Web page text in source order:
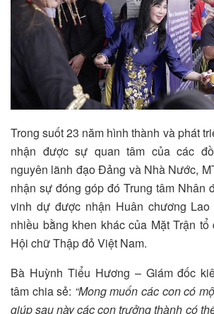
Trong suốt 23 năm hình thành và phát
nhận được sự quan tâm của các
nguyên lãnh đạo Đảng và Nhà Nước,
nhận sự đóng góp đó Trung tâm Nhân
vinh dự được nhận Huân chương
nhiều bằng khen khác của Mặt Trận
Hội chữ Thập đỏ Việt Nam.
Bà Huỳnh Tiểu Hương – Giám đốc
tâm chia sẻ: “Mong muốn các con có
giúp sau này các con trưởng thành có